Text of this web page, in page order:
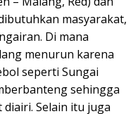
masyarakat,
Di mana
menurun karena
seperti Sungai
sehingga
Selain itu juga